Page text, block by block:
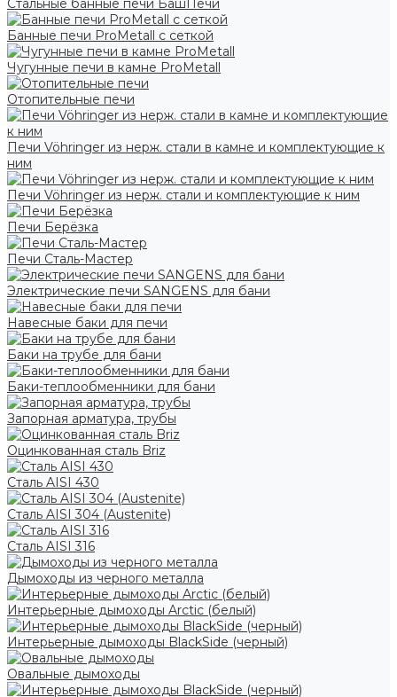
Стальные банные печи БашПечи
Банные печи ProMetall с сеткой
Чугунные печи в камне ProMetall
Отопительные печи
Печи Vöhringer из нерж. стали в камне и комплектующие к
ним
Печи Vöhringer из нерж. стали и комплектующие к ним
Печи Берёзка
Печи Сталь-Мастер
Электрические печи SANGENS для бани
Навесные баки для печи
Баки на трубе для бани
Баки-теплообменники для бани
Запорная арматура, трубы
Оцинкованная сталь Briz
Сталь AISI 430
Сталь AISI 304 (Austenite)
Сталь AISI 316
Дымоходы из черного металла
Интерьерные дымоходы Arctic (белый)
Интерьерные дымоходы BlackSide (черный)
Овальные дымоходы